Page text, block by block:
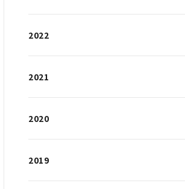
2022
2021
2020
2019